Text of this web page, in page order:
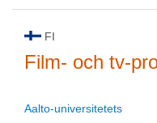
FI
Film- och tv-
Aalto-universitetets